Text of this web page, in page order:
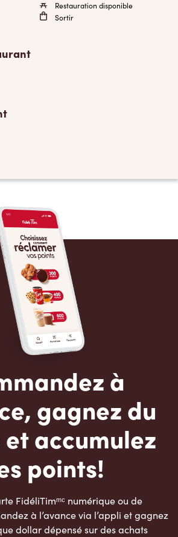
Restauration disponible
Sortir
à
gagnez du
accumulez
points!
FidéliTimᵐᶜ numérique ou de
à l’avance via l’appli et gagnez
dollar dépensé sur des achats